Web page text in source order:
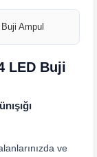
LED Buji
ve